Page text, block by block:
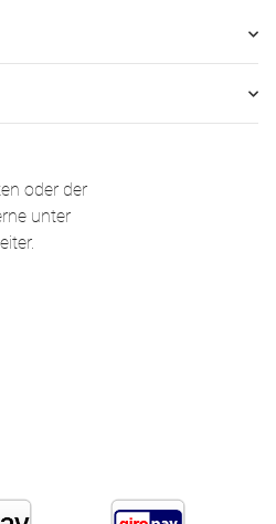
oder der
unter